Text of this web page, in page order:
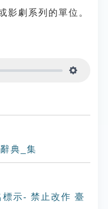
影劇系列的單位。
典_集
示- 禁止改作 臺